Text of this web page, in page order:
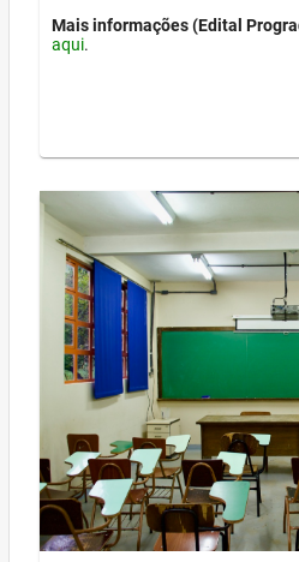
Mais informações (Edital
aqui.